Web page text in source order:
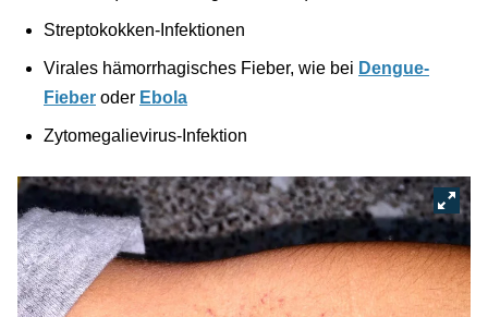
Streptokokken-Infektionen
Virales hämorrhagisches Fieber, wie bei Dengue-
Fieber oder Ebola
Zytomegalievirus-Infektion